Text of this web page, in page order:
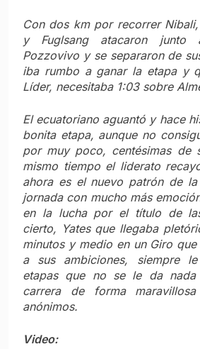
Con dos km por recorrer
y Fuglsang atacaron junto
Pozzovivo y se separaron de
iba rumbo a ganar la etapa y
Líder, necesitaba 1:03 sobre
El ecuatoriano aguantó y hace
bonita etapa, aunque no
por muy poco, centésimas de
mismo tiempo el liderato
ahora es el nuevo patrón de
jornada con mucho más
en la lucha por el título de
cierto, Yates que llegaba
minutos y medio en un Giro
a sus ambiciones, siempre
etapas que no se le da
carrera de forma
anónimos.
Video: